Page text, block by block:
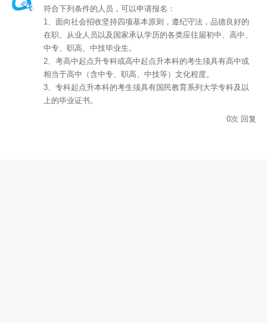
符合下列条件的人员，可以申请报名：
1、面向社会招收坚持四项基本原则，遵纪守法，品德良好的
在职、从业人员以及国家承认学历的各类应往届初中、高中、
中专、职高、中技毕业生。
2、考高中起点升专科或高中起点升本科的考生须具有高中或
相当于高中（含中专、职高、中技等）文化程度。
3、专科起点升本科的考生须具有国民教育系列大学专科及以
上的毕业证书。
0次 回复